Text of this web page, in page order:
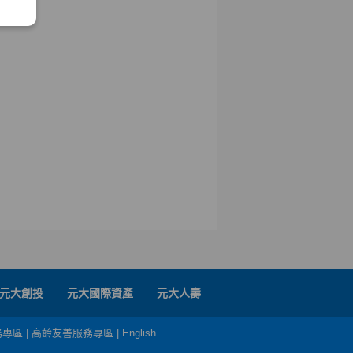
元大創投 元大國際資產 元大人壽
區 高齡友善服務專區 English